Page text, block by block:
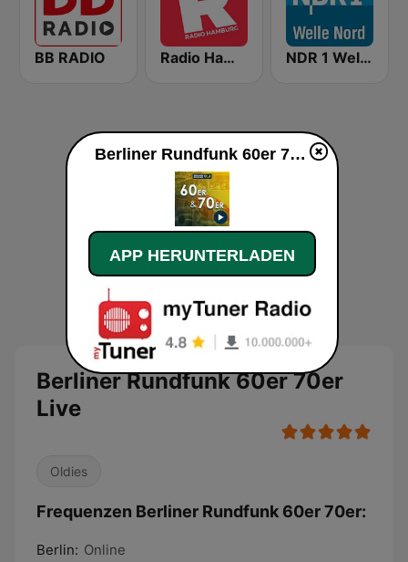
BB RADIO Radio Hamburg NDR 1 Welle Nord - Kiel
Berliner Rundfunk 60er 70er
Live
Oldies
Frequenzen Berliner Rundfunk 60er 70er:
Berlin: Online
Berliner Rundfunk 60er 70er live
APP HERUNTERLADEN